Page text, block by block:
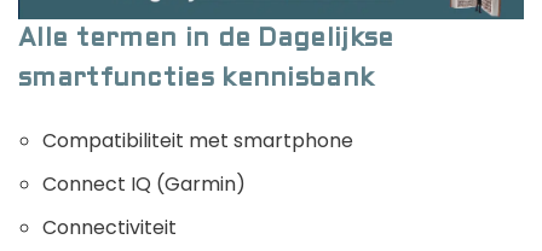
Vergelijk
Garmin
Huawei
Samsung
Persbericht
Training
Alle termen in de Dagelijkse
smartfuncties kennisbank
Compatibiliteit met smartphone
Connect IQ (Garmin)
Connectiviteit